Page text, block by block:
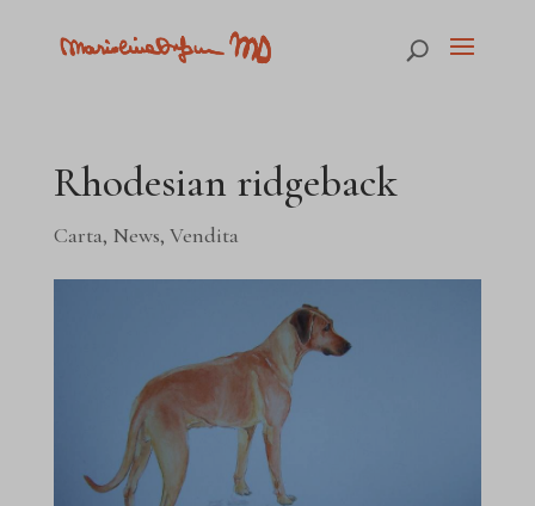
Rhodesian ridgeback
Carta, News, Vendita